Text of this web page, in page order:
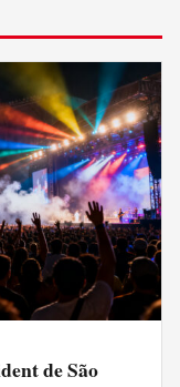
de São